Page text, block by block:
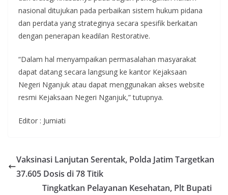
nasional ditujukan pada perbaikan sistem hukum pidana
dan perdata yang strateginya secara spesifik berkaitan
dengan penerapan keadilan Restorative.
“Dalam hal menyampaikan permasalahan masyarakat
dapat datang secara langsung ke kantor Kejaksaan
Negeri Nganjuk atau dapat menggunakan akses website
resmi Kejaksaan Negeri Nganjuk,” tutupnya.
Editor : Jumiati
Vaksinasi Lanjutan Serentak, Polda Jatim Targetkan
37.605 Dosis di 78 Titik
Tingkatkan Pelayanan Kesehatan, Plt Bupati